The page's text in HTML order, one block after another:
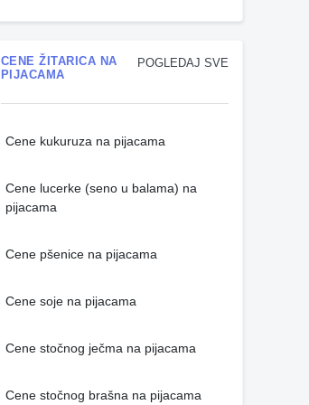
POGLEDAJ SVE
CENE ŽITARICA NA
PIJACAMA
Cene kukuruza na pijacama
Cene lucerke (seno u balama) na
pijacama
Cene pšenice na pijacama
Cene soje na pijacama
Cene stočnog ječma na pijacama
Cene stočnog brašna na pijacama